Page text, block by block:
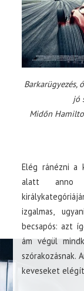
Barkarügyezés,
jó
Midőn
Elég ránézni a
alatt anno
izgalmas,
becsapós: azt
ám végül
szórakozásnak.
keveseket